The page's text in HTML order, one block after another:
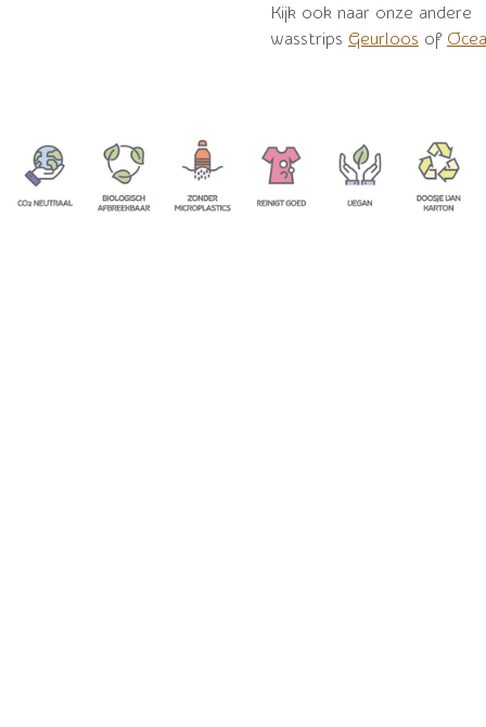
Kijk ook naar onze andere
wasstrips Geurloos of